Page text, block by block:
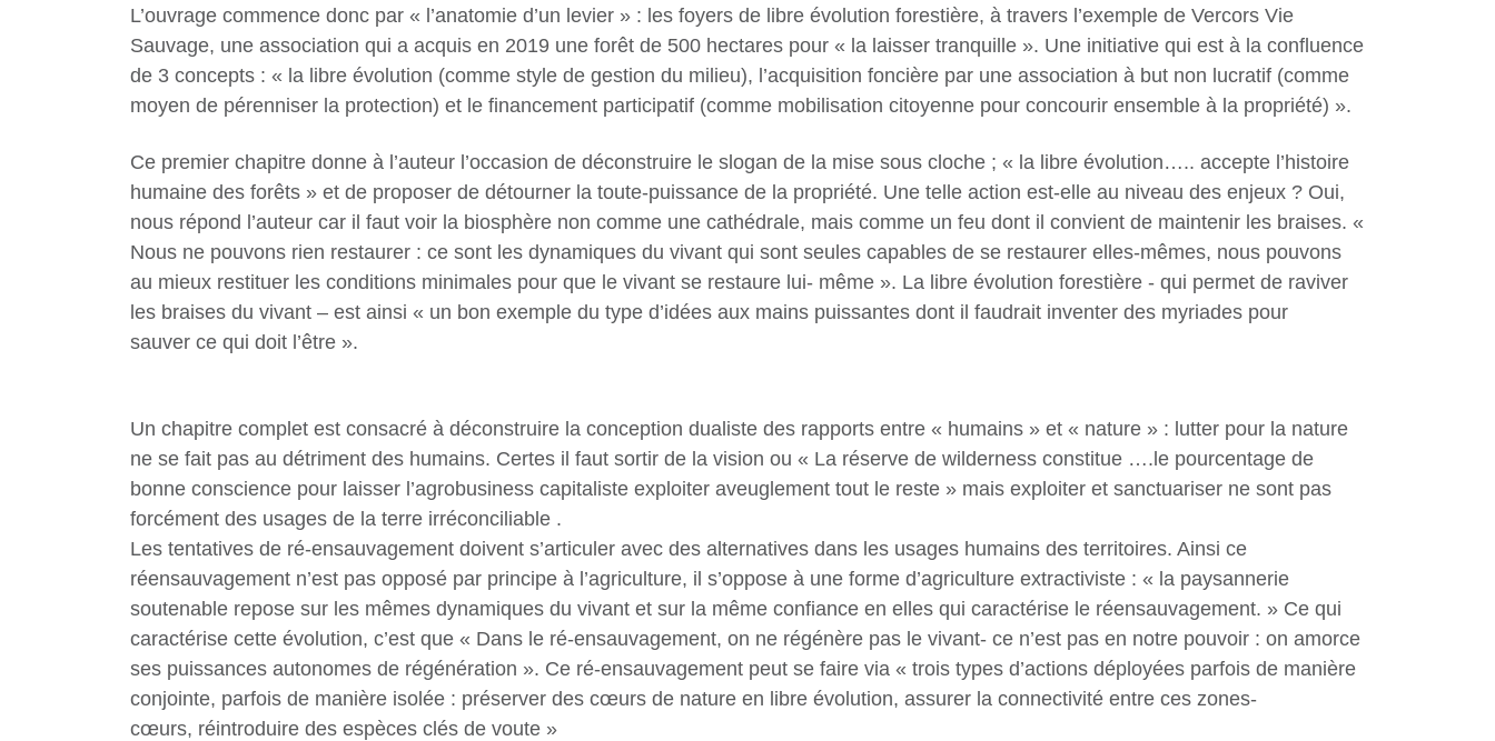
L’ouvrage commence donc par « l’anatomie d’un levier » : les foyers de libre évolution forestière, à travers l’exemple de Vercors Vie
Sauvage, une association qui a acquis en 2019 une forêt de 500 hectares pour « la laisser tranquille ». Une initiative qui est à la confluence
de 3 concepts : « la libre évolution (comme style de gestion du milieu), l’acquisition foncière par une association à but non lucratif (comme
moyen de pérenniser la protection) et le financement participatif (comme mobilisation citoyenne pour concourir ensemble à la propriété) ».
Ce premier chapitre donne à l’auteur l’occasion de déconstruire le slogan de la mise sous cloche ; « la libre évolution….. accepte l’histoire
humaine des forêts » et de proposer de détourner la toute-puissance de la propriété. Une telle action est-elle au niveau des enjeux ? Oui,
nous répond l’auteur car il faut voir la biosphère non comme une cathédrale, mais comme un feu dont il convient de maintenir les braises. «
Nous ne pouvons rien restaurer : ce sont les dynamiques du vivant qui sont seules capables de se restaurer elles-mêmes, nous pouvons
au mieux restituer les conditions minimales pour que le vivant se restaure lui- même ». La libre évolution forestière - qui permet de raviver
les braises du vivant – est ainsi « un bon exemple du type d’idées aux mains puissantes dont il faudrait inventer des myriades pour
sauver ce qui doit l’être ».
Un chapitre complet est consacré à déconstruire la conception dualiste des rapports entre « humains » et « nature » : lutter pour la nature
ne se fait pas au détriment des humains. Certes il faut sortir de la vision ou « La réserve de wilderness constitue ….le pourcentage de
bonne conscience pour laisser l’agrobusiness capitaliste exploiter aveuglement tout le reste » mais exploiter et sanctuariser ne sont pas
forcément des usages de la terre irréconciliable .
Les tentatives de ré-ensauvagement doivent s’articuler avec des alternatives dans les usages humains des territoires. Ainsi ce
réensauvagement n’est pas opposé par principe à l’agriculture, il s’oppose à une forme d’agriculture extractiviste : « la paysannerie
soutenable repose sur les mêmes dynamiques du vivant et sur la même confiance en elles qui caractérise le réensauvagement. » Ce qui
caractérise cette évolution, c’est que « Dans le ré-ensauvagement, on ne régénère pas le vivant- ce n’est pas en notre pouvoir : on amorce
ses puissances autonomes de régénération ». Ce ré-ensauvagement peut se faire via « trois types d’actions déployées parfois de manière
conjointe, parfois de manière isolée : préserver des cœurs de nature en libre évolution, assurer la connectivité entre ces zones-
cœurs, réintroduire des espèces clés de voute »